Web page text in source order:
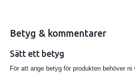
Betyg & kommentarer
Sätt ett betyg
För att ange betyg för produkten behöver ni